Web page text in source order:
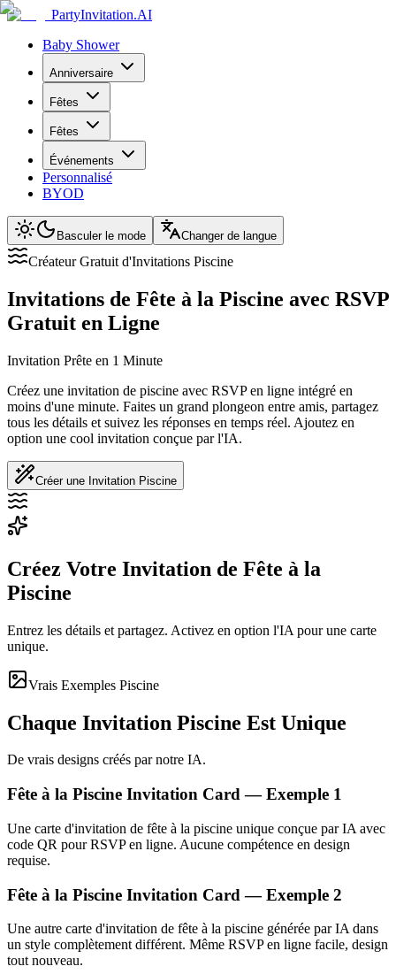
PartyInvitation.AI
Baby Shower
Anniversaire
Fêtes
Fêtes
Événements
Personnalisé
BYOD
Basculer le mode Changer de langue
Créateur Gratuit d'Invitations Piscine
Invitations de Fête à la Piscine avec RSVP
Gratuit en Ligne
Invitation Prête en 1 Minute
Créez une invitation de piscine avec RSVP en ligne intégré en
moins d'une minute. Faites un grand plongeon entre amis, partagez
tous les détails et suivez les réponses en temps réel. Ajoutez en
option une cool invitation conçue par l'IA.
Créer une Invitation Piscine
Créez Votre Invitation de Fête à la
Piscine
Entrez les détails et partagez. Activez en option l'IA pour une carte
unique.
Vrais Exemples Piscine
Chaque Invitation Piscine Est Unique
De vrais designs créés par notre IA.
Fête à la Piscine Invitation Card — Exemple 1
Une carte d'invitation de fête à la piscine unique conçue par IA avec
code QR pour RSVP en ligne. Aucune compétence en design
requise.
Fête à la Piscine Invitation Card — Exemple 2
Une autre carte d'invitation de fête à la piscine générée par IA dans
un style complètement différent. Même RSVP en ligne facile, design
tout nouveau.